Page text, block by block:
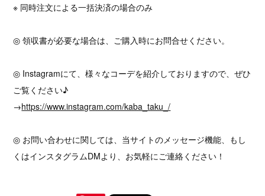
※ 同時注文による一括決済の場合のみ
◎ 領収書が必要な場合は、ご購入時にお問合せください。
◎ Instagramにて、様々なコーデを紹介しておりますので、ぜひ
ご覧ください♪
→https://www.instagram.com/kaba_taku_/
◎ お問い合わせに関しては、当サイトのメッセージ機能、もし
くはインスタグラムDMより、お気軽にご連絡ください！